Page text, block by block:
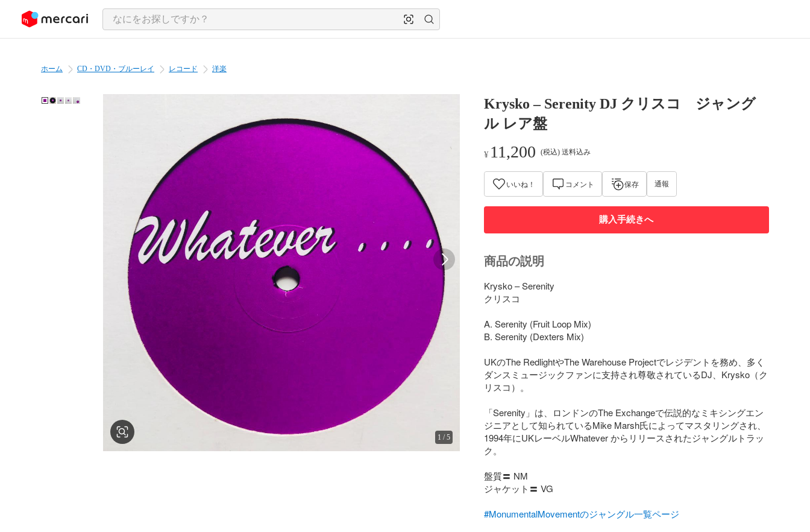
ツにスキップ
ホーム CD・DVD・ブルーレイ レコード 洋楽
1 /5
Krysko – Serenity DJ クリスコ ジャング
ル レア盤
¥ 11,200 (税込) 送料込み
いいね！ コメント 保存 通報
購入手続きへ
商品の説明
Krysko – Serenity
クリスコ
A. Serenity (Fruit Loop Mix)
B. Serenity (Dexters Mix)
UKのThe RedlightやThe Warehouse Projectでレジデントを務め、多く
ダンスミュージックファンに支持され尊敬されているDJ、Krysko（ク
リスコ）。
「Serenity」は、ロンドンのThe Exchangeで伝説的なミキシングエン
ジニアとして知られているMike Marsh氏によってマスタリングされ、
1994年にUKレーベルWhatever からリリースされたジャングルトラッ
ク。
盤質〓 NM
ジャケット〓 VG
#MonumentalMovementのジャングル一覧ページ